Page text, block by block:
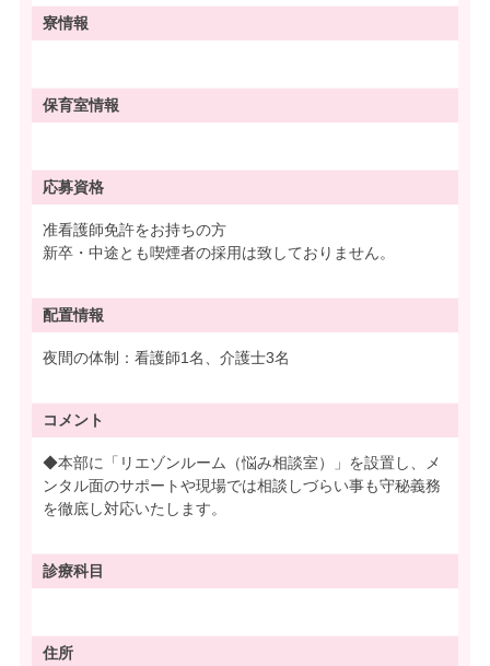
寮情報
保育室情報
応募資格
准看護師免許をお持ちの方
新卒・中途とも喫煙者の採用は致しておりません。
配置情報
夜間の体制：看護師1名、介護士3名
コメント
◆本部に「リエゾンルーム（悩み相談室）」を設置し、メ
ンタル面のサポートや現場では相談しづらい事も守秘義務
を徹底し対応いたします。
診療科目
住所